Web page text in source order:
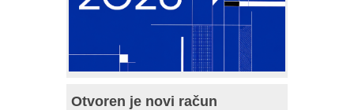
Otvoren je novi račun